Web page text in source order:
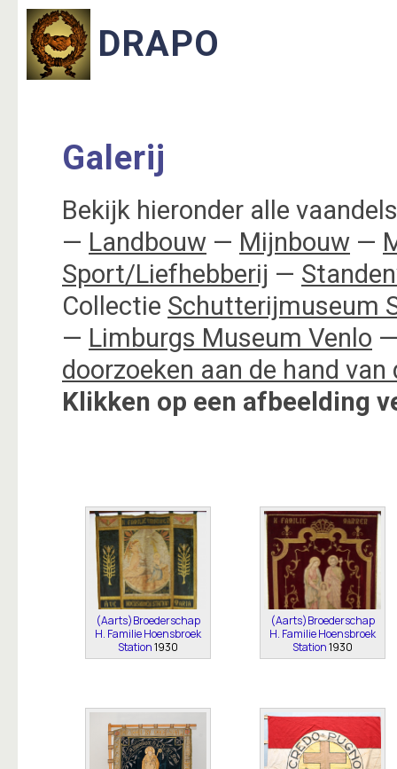
Galerij
Bekijk hieronder alle
— Landbouw — Mijnbouw —
Sport/Liefhebberij —
Collectie Schutterijmuseum
— Limburgs Museum Venlo
doorzoeken aan de hand van
Klikken op een afbeelding